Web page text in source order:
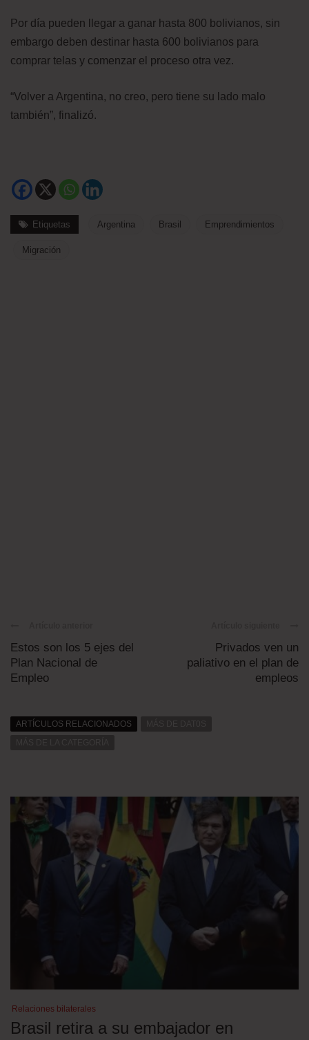
Por día pueden llegar a ganar hasta 800 bolivianos, sin
embargo deben destinar hasta 600 bolivianos para
comprar telas y comenzar el proceso otra vez.
“Volver a Argentina, no creo, pero tiene su lado malo
también”, finalizó.
Etiquetas Argentina Brasil Emprendimientos
Migración
Estos son los 5 ejes del
Plan Nacional de
Empleo
Privados ven un
paliativo en el plan de
empleos
ARTÍCULOS RELACIONADOS
Relaciones bilaterales
Brasil retira a su embajador en